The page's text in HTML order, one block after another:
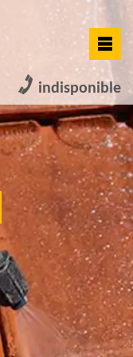
indisponible